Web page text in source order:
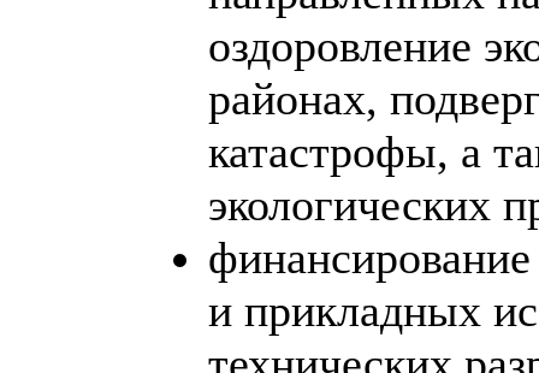
оздоровление
районах,
катастрофы, а
экологических
и прикладных